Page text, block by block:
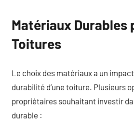
Matériaux Durables
Toitures
Le choix des matériaux a un
durabilité d’une toiture. Plusieurs
propriétaires souhaitant investir
durable :